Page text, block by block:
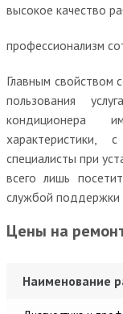
высокое качество
профессионализм
Главным свойством
пользования
кондиционера
специалисты при
всего лишь
службой поддержки
Цены на
Наименование